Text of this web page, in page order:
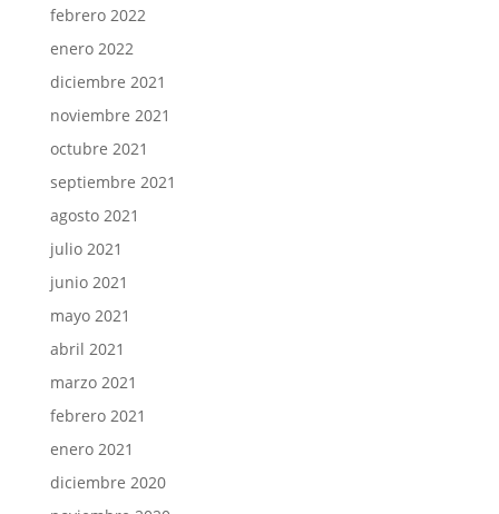
febrero 2022
enero 2022
diciembre 2021
noviembre 2021
octubre 2021
septiembre 2021
agosto 2021
julio 2021
junio 2021
mayo 2021
abril 2021
marzo 2021
febrero 2021
enero 2021
diciembre 2020